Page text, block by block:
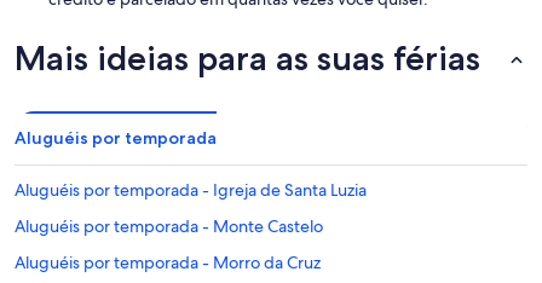
Mais ideias para as suas férias
Aluguéis por temporada
Aluguéis por temporada - Igreja de Santa Luzia
Aluguéis por temporada - Monte Castelo
Aluguéis por temporada - Morro da Cruz